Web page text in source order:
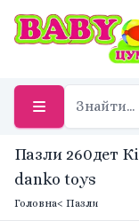
Пазли 260дет
danko toys
Головна< Пазли